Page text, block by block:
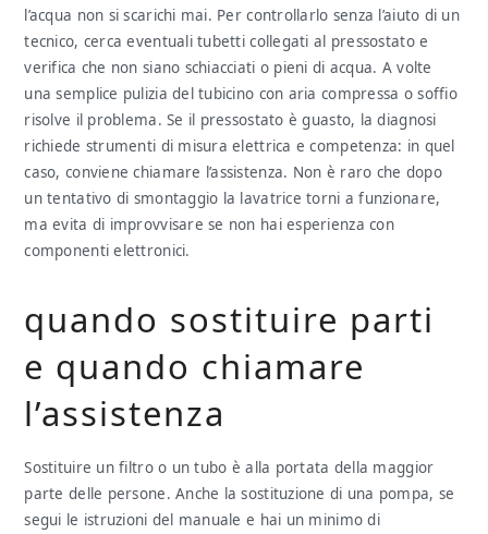
l’acqua non si scarichi mai. Per controllarlo senza l’aiuto di un
tecnico, cerca eventuali tubetti collegati al pressostato e
verifica che non siano schiacciati o pieni di acqua. A volte
una semplice pulizia del tubicino con aria compressa o soffio
risolve il problema. Se il pressostato è guasto, la diagnosi
richiede strumenti di misura elettrica e competenza: in quel
caso, conviene chiamare l’assistenza. Non è raro che dopo
un tentativo di smontaggio la lavatrice torni a funzionare,
ma evita di improvvisare se non hai esperienza con
componenti elettronici.
quando sostituire parti
e quando chiamare
l’assistenza
Sostituire un filtro o un tubo è alla portata della maggior
parte delle persone. Anche la sostituzione di una pompa, se
segui le istruzioni del manuale e hai un minimo di